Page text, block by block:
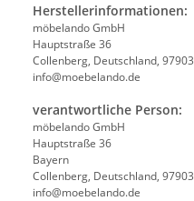
Herstellerinformationen:
möbelando GmbH
Hauptstraße 36
Collenberg, Deutschland, 97903
info@moebelando.de
verantwortliche Person:
möbelando GmbH
Hauptstraße 36
Bayern
Collenberg, Deutschland, 97903
info@moebelando.de